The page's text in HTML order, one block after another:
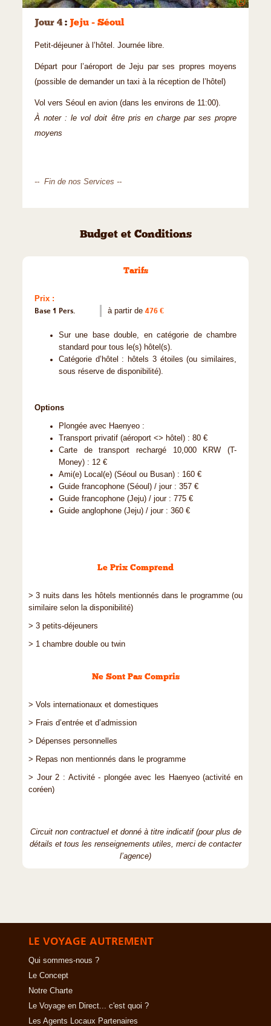
Jour 4 : Jeju - Séoul
Petit-déjeuner à l’hôtel. Journée libre.
Départ pour l’aéroport de Jeju par ses propres moyens
(possible de demander un taxi à la réception de l’hôtel)
Vol vers Séoul en avion (dans les environs de 11:00).
À noter : le vol doit être pris en charge par ses propre
moyens
-- Fin de nos Services --
Budget et Conditions
Tarifs
Prix :
Base 1 Pers.
à partir de 476 €
Sur une base double, en catégorie de chambre
standard pour tous le(s) hôtel(s).
Catégorie d’hôtel : hôtels 3 étoiles (ou similaires,
sous réserve de disponibilité).
Options
Plongée avec Haenyeo :
Transport privatif (aéroport <> hôtel) : 80 €
Carte de transport rechargé 10,000 KRW (T-
Money) : 12 €
Ami(e) Local(e) (Séoul ou Busan) : 160 €
Guide francophone (Séoul) / jour : 357 €
Guide francophone (Jeju) / jour : 775 €
Guide anglophone (Jeju) / jour : 360 €
Le Prix Comprend
> 3 nuits dans les hôtels mentionnés dans le programme (ou
similaire selon la disponibilité)
> 3 petits-déjeuners
> 1 chambre double ou twin
Ne Sont Pas Compris
> Vols internationaux et domestiques
> Frais d’entrée et d’admission
> Dépenses personnelles
> Repas non mentionnés dans le programme
> Jour 2 : Activité - plongée avec les Haenyeo (activité en
coréen)
Circuit non contractuel et donné à titre indicatif (pour plus de
détails et tous les renseignements utiles, merci de contacter
l’agence)
LE VOYAGE AUTREMENT
Qui sommes-nous ?
Le Concept
Notre Charte
Le Voyage en Direct... c'est quoi ?
Les Agents Locaux Partenaires